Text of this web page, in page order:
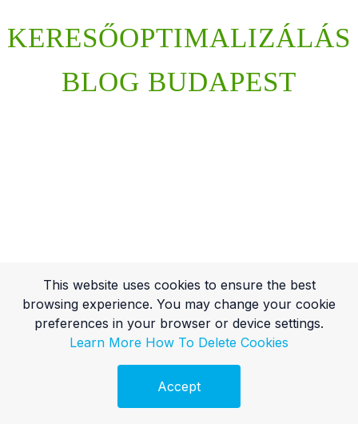
KERESŐOPTIMALIZÁLÁS
BLOG BUDAPEST
This website uses cookies to ensure the best
browsing experience. You may change your cookie
preferences in your browser or device settings.
Learn More How To Delete Cookies
Accept